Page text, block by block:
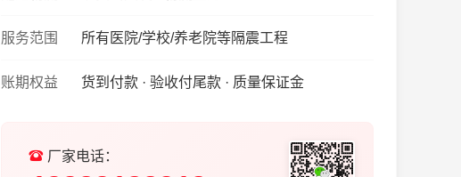
服务范围 所有医院/学校/养老院等隔震工程
账期权益 货到付款 · 验收付尾款 · 质量保证金
厂家电话：